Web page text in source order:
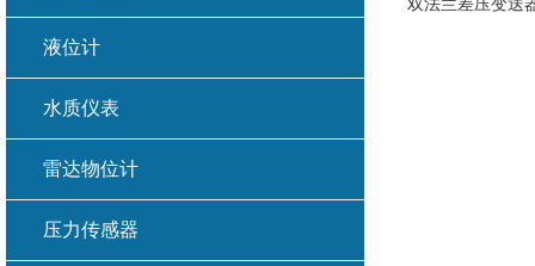
液位计
水质仪表
雷达物位计
压力传感器